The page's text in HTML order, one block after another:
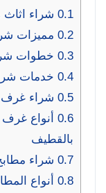
0.1 شراء
0.2 مميزات
0.3 خطوات
0.4 خدمات
0.5 شراء غرف
0.6 أنواع غرف
بالقطيف
0.7 شراء
0.8 أنواع